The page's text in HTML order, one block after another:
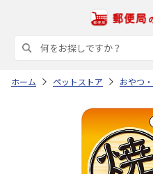
ホーム ペットストア おやつ